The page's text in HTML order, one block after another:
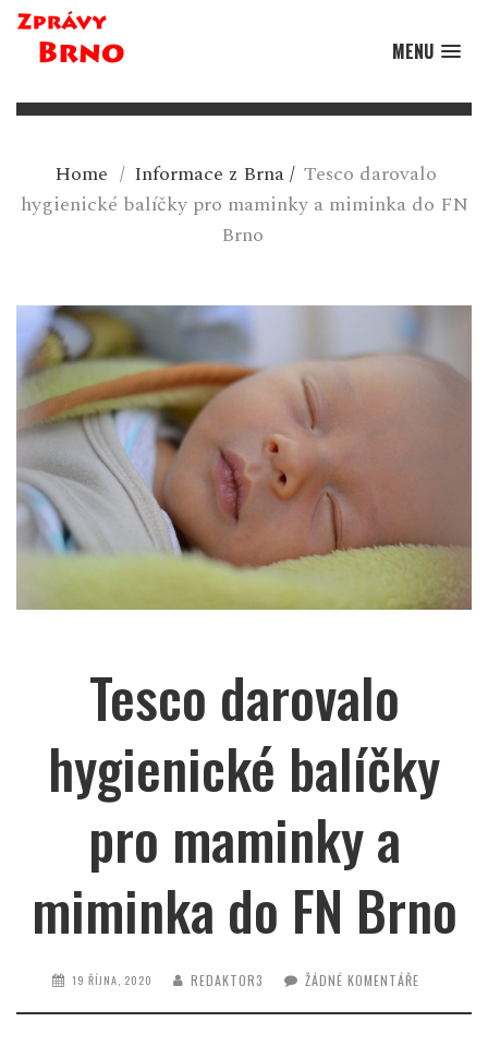
MENU
Home / Informace z Brna/ Tesco darovalo
hygienické balíčky pro maminky a miminka do FN
Brno
Tesco darovalo
hygienické balíčky
pro maminky a
miminka do FN Brno
19 ŘÍJNA, 2020 REDAKTOR3 ŽÁDNÉ KOMENTÁŘE